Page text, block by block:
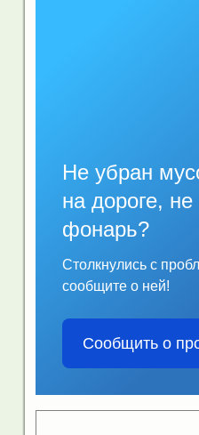
Не убран
на дороге, не
фонарь?
Столкнулись с
сообщите о ней!
Сообщить о